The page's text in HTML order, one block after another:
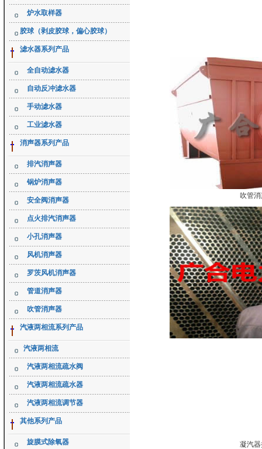
炉水取样器
胶球（剥皮胶球，偏心胶球）
滤水器系列产品
全自动滤水器
自动反冲滤水器
手动滤水器
工业滤水器
消声器系列产品
排汽消声器
锅炉消声器
安全阀消声器
点火排汽消声器
小孔消声器
风机消声器
罗茨风机消声器
管道消声器
吹管消声器
汽液两相流系列产品
汽液两相流
汽液两相流疏水阀
汽液两相流疏水器
汽液两相流调节器
其他系列产品
旋膜式除氧器
吹管
凝汽